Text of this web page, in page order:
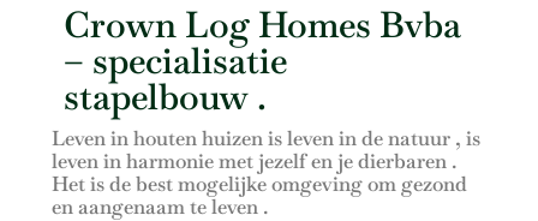
Crown Log Homes Bvba
– specialisatie
stapelbouw .
Leven in houten huizen is leven in de natuur , is
leven in harmonie met jezelf en je dierbaren .
Het is de best mogelijke omgeving om gezond
en aangenaam te leven .